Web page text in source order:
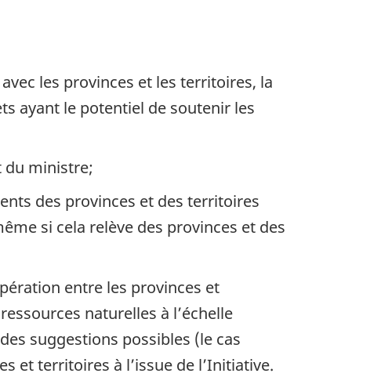
les provinces et les territoires, la
ayant le potentiel de soutenir les
du ministre;
des provinces et des territoires
si cela relève des provinces et des
entre les provinces et
naturelles à l’échelle
suggestions possibles (le cas
et territoires à l’issue de l’Initiative.